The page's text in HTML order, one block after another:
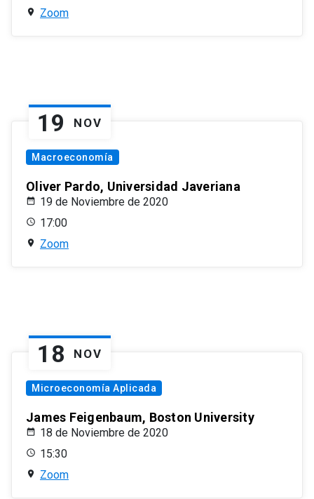
Zoom
19 NOV
Macroeconomía
Oliver Pardo, Universidad Javeriana
19 de Noviembre de 2020
17:00
Zoom
18 NOV
Microeconomía Aplicada
James Feigenbaum, Boston University
18 de Noviembre de 2020
15:30
Zoom